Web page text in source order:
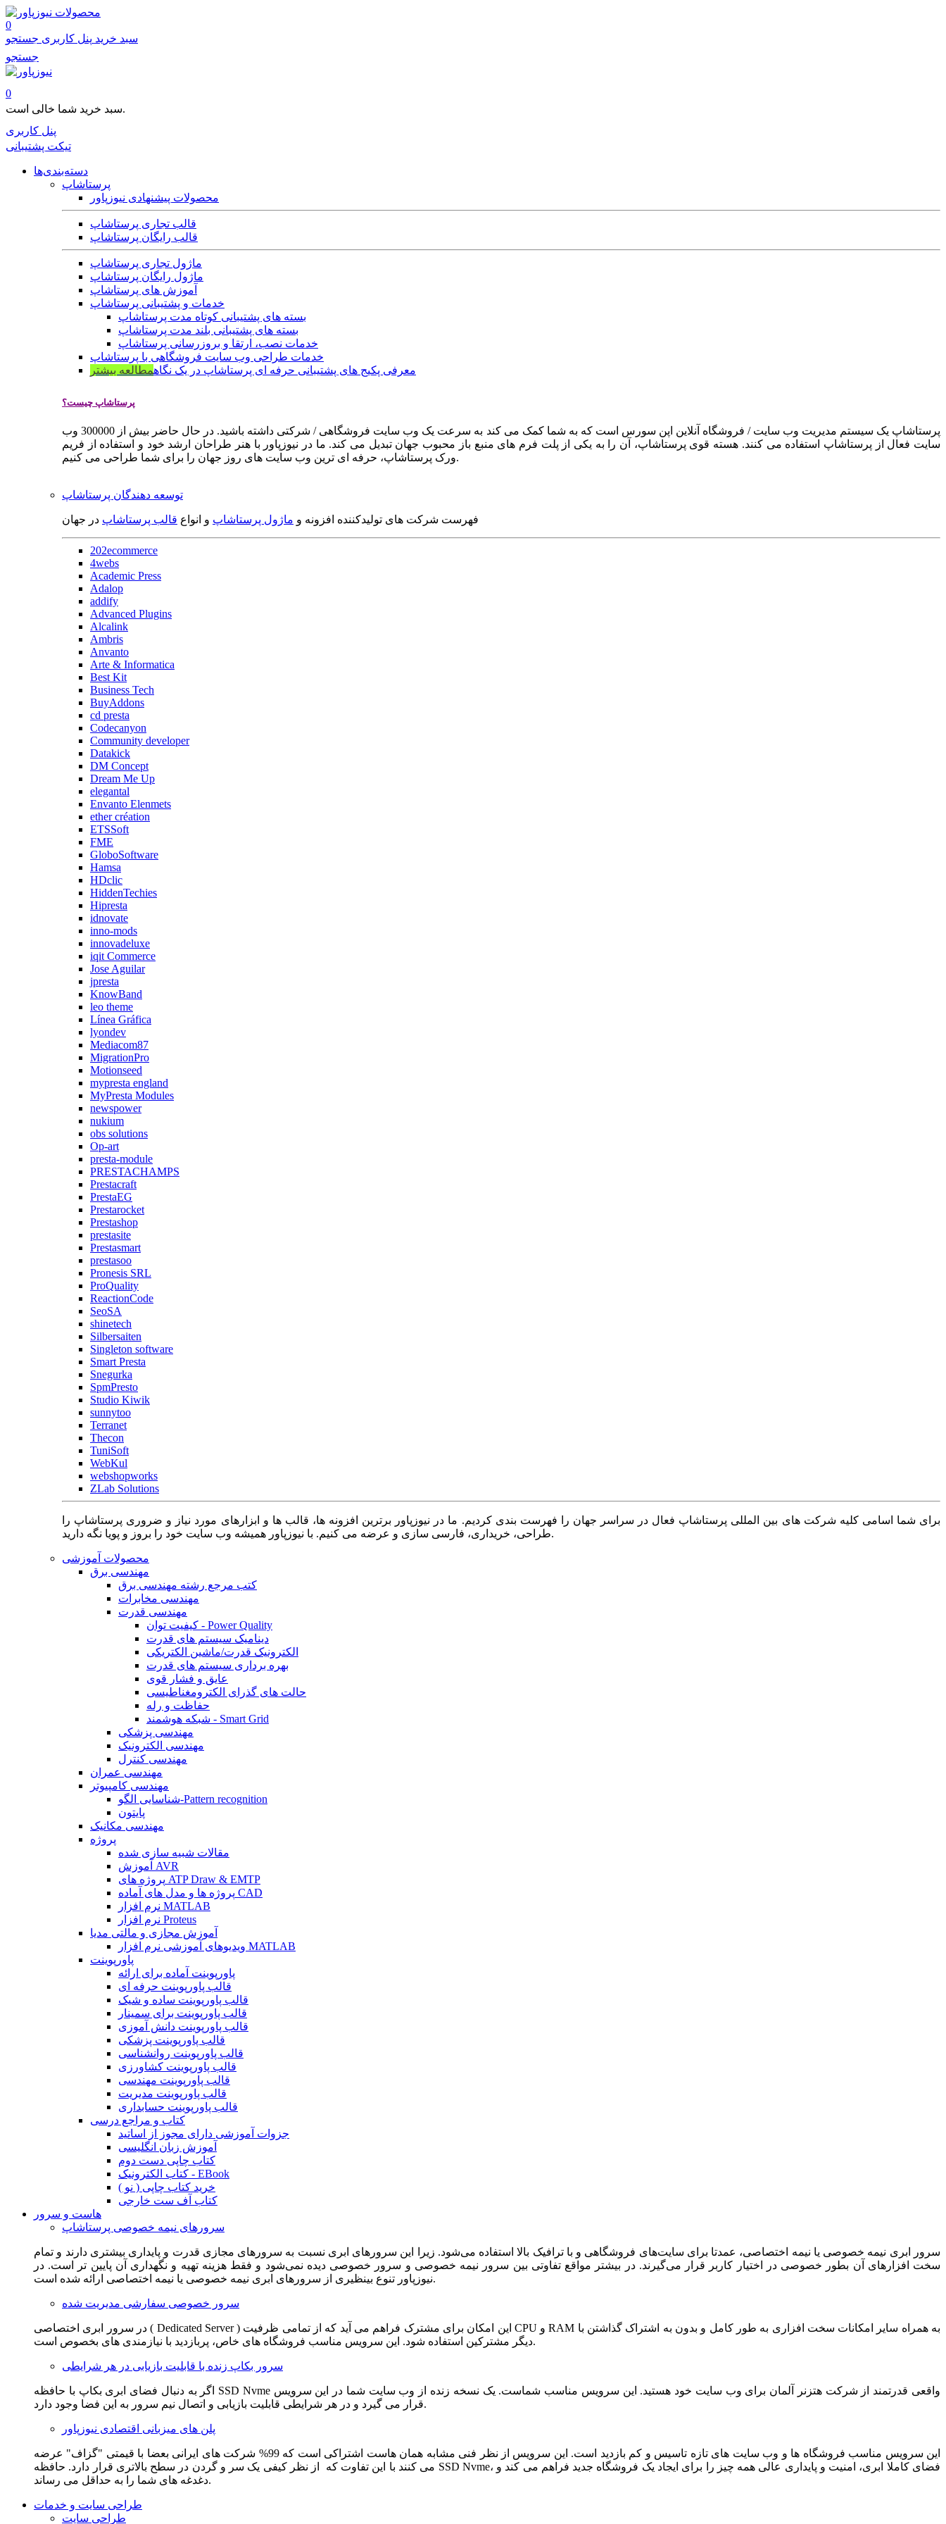
محصولات
0
سبد خرید پنل کاربری جستجو
جستجو
0
سبد خرید شما خالی است.
پنل کاربری
تیکت پشتیبانی
دسته‌بندی‌ها
پرستاشاپ
محصولات پیشنهادی نیوزپاور
قالب تجاری پرستاشاپ
قالب رایگان پرستاشاپ
ماژول تجاری پرستاشاپ
ماژول رایگان پرستاشاپ
آموزش های پرستاشاپ
خدمات و پشتیبانی پرستاشاپ
بسته های پشتیبانی کوتاه مدت پرستاشاپ
بسته های پشتیبانی بلند مدت پرستاشاپ
خدمات نصب، ارتقا و بروزرسانی پرستاشاپ
خدمات طراحی وب سایت فروشگاهی با پرستاشاپ
معرفی پکیج های پشتیبانی حرفه ای پرستاشاپ در یک نگاهمطالعه بیشتر
پرستاشاپ چیست؟
پرستاشاپ یک سیستم مدیریت وب سایت / فروشگاه آنلاین اپن سورس است که به شما کمک می کند به سرعت یک وب سایت فروشگاهی / شرکتی داشته باشید. در حال حاضر بیش از 300000 وب
سایت فعال از پرستاشاپ استفاده می کنند. هسته قوی پرستاشاپ، آن را به یکی از پلت فرم های منبع باز محبوب جهان تبدیل می کند. ما در نیوزپاور با هنر طراحان ارشد خود و استفاده از فریم
ورک پرستاشاپ، حرفه ای ترین وب سایت های روز جهان را برای شما طراحی می کنیم.
توسعه دهندگان پرستاشاپ
فهرست شرکت های تولیدکننده افزونه و ماژول پرستاشاپ و انواع قالب پرستاشاپ در جهان
202ecommerce
4webs
Academic Press
Adalop
addify
Advanced Plugins
Alcalink
Ambris
Anvanto
Arte & Informatica
Best Kit
Business Tech
BuyAddons
cd presta
Codecanyon
Community developer
Datakick
DM Concept
Dream Me Up
elegantal
Envanto Elenmets
ether création
ETSSoft
FME
GloboSoftware
Hamsa
HDclic
HiddenTechies
Hipresta
idnovate
inno-mods
innovadeluxe
iqit Commerce
Jose Aguilar
jpresta
KnowBand
leo theme
Línea Gráfica
lyondev
Mediacom87
MigrationPro
Motionseed
mypresta england
MyPresta Modules
newspower
nukium
obs solutions
Op-art
presta-module
PRESTACHAMPS
Prestacraft
PrestaEG
Prestarocket
Prestashop
prestasite
Prestasmart
prestasoo
Pronesis SRL
ProQuality
ReactionCode
SeoSA
shinetech
Silbersaiten
Singleton software
Smart Presta
Snegurka
SpmPresto
Studio Kiwik
sunnytoo
Terranet
Thecon
TuniSoft
WebKul
webshopworks
ZLab Solutions
برای شما اسامی کلیه شرکت های بین المللی پرستاشاپ فعال در سراسر جهان را فهرست بندی کردیم. ما در نیوزپاور برترین افزونه ها، قالب ها و ابزارهای مورد نیاز و ضروری پرستاشاپ را
طراحی، خریداری، فارسی سازی و عرضه می کنیم. با نیوزپاور همیشه وب سایت خود را بروز و پویا نگه دارید.
محصولات آموزشی
مهندسی برق
کتب مرجع رشته مهندسی برق
مهندسی مخابرات
مهندسی قدرت
کیفیت توان - Power Quality
دینامیک سیستم های قدرت
الکترونیک قدرت/ماشین الکتریکی
بهره برداری سیستم های قدرت
عایق و فشار قوی
حالت های گذرای الکترومغناطیسی
حفاظت و رله
شبکه هوشمند - Smart Grid
مهندسی پزشکی
مهندسی الکترونیک
مهندسی کنترل
مهندسی عمران
مهندسی کامپیوتر
شناسایی الگو-Pattern recognition
پایتون
مهندسی مکانیک
پروژه
مقالات شبیه سازی شده
آموزش AVR
پروژه های ATP Draw & EMTP
پروژه ها و مدل های آماده CAD
نرم افزار MATLAB
نرم افزار Proteus
آموزش مجازی و مالتی مدیا
ویدیوهای آموزشی نرم افزار MATLAB
پاورپوینت
پاورپوینت آماده برای ارائه
قالب پاورپوینت حرفه ای
قالب پاورپوینت ساده و شیک
قالب پاورپوینت برای سمینار
قالب پاورپوینت دانش آموزی
قالب پاورپوینت پزشکی
قالب پاورپوینت روانشناسی
قالب پاورپوینت کشاورزی
قالب پاورپوینت مهندسی
قالب پاورپوینت مدیریت
قالب پاورپوینت حسابداری
کتاب و مراجع درسی
جزوات آموزشی دارای مجوز از اساتید
آموزش زبان انگلیسی
کتاب چاپی دست دوم
کتاب الکترونیک - EBook
خرید کتاب چاپی ( نو )
کتاب آف ست خارجی
هاست و سرور
سرورهای نیمه خصوصی پرستاشاپ
سرور ابری نیمه خصوصی یا نیمه اختصاصی، عمدتا برای سایت‌های فروشگاهی و با ترافیک بالا استفاده می‌شود. زیرا این سرورهای ابری نسبت به سرورهای مجازی قدرت و پایداری بیشتری دارند و تمام
سخت افزارهای آن بطور خصوصی در اختیار کاربر قرار می‌گیرند. در بیشتر مواقع تفاوتی بین سرور نیمه خصوصی و سرور خصوصی دیده نمی‌شود و فقط هزینه تهیه و نگهداری آن پایین تر است. در
نیوزپاور تنوع بینظیری از سرورهای ابری نیمه خصوصی یا نیمه اختصاصی ارائه شده است.
سرور خصوصی سفارشی مدیریت شده
در سرور ابری اختصاصی ( Dedicated Server ) این امکان برای مشترک فراهم می آید که از تمامی ظرفیت CPU و RAM به همراه سایر امکانات سخت افزاری به طور کامل و بدون به اشتراک گذاشتن با
دیگر مشترکین استفاده شود. این سرویس مناسب فروشگاه های خاص، پربازدید با نیازمندی های بخصوص است.
سرور بکاپ زنده با قابلیت بازیابی در هر شرایطی
اگر به دنبال فضای ابری بکاپ با حافظه SSD Nvme واقعی قدرتمند از شرکت هتزنر آلمان برای وب سایت خود هستید. این سرویس مناسب شماست. یک نسخه زنده از وب سایت شما در این سرویس
قرار می گیرد و در هر شرایطی قابلیت بازیابی و اتصال نیم سرور به این فضا وجود دارد.
پلن های میزبانی اقتصادی نیوزپاور
این سرویس مناسب فروشگاه ها و وب سایت های تازه تاسیس و کم بازدید است. این سرویس از نظر فنی مشابه همان هاست اشتراکی است که 99% شرکت های ایرانی بعضا با قیمتی "گزاف" عرضه
می کنند با این تفاوت که از نظر کیفی یک سر و گردن در سطح بالاتری قرار دارد. حافظه SSD Nvme، فضای کاملا ابری، امنیت و پایداری عالی همه چیز را برای ایجاد یک فروشگاه جدید فراهم می کند و
دغدغه های شما را به حداقل می رساند.
طراحی سایت و خدمات
طراحی سایت